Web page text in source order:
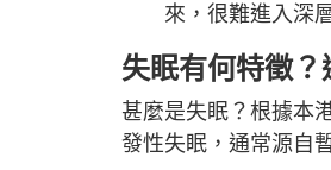
來，很難進入深
失眠有何特徵？
甚麼是失眠？根據本
發性失眠，通常源自